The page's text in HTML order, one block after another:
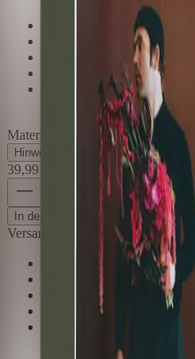
Limitierte 2LP (schwarz
LP1 schwarz: 12 Songs
LP2 crystal clear: 8 Live-
Material
140g Bio-Vinyl
Hinweise zur Produktsicherheit
39,99 €
In den Bag
Preis inkl. der
Versandkosten
Limitierte 2LP (schwarz &
Bio-Vinyl, 140g
LP1 schwarz: 12 Songs
LP2 crystal clear: 8 Live-